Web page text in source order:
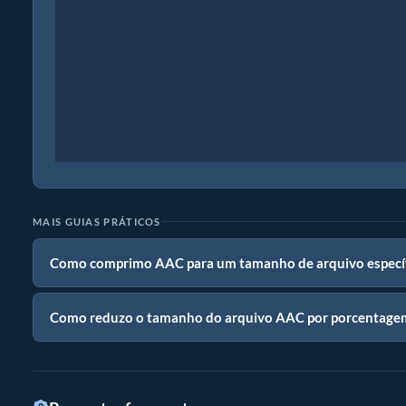
MAIS GUIAS PRÁTICOS
Como comprimo AAC para um tamanho de arquivo
Como reduzo o tamanho do arquivo AAC por